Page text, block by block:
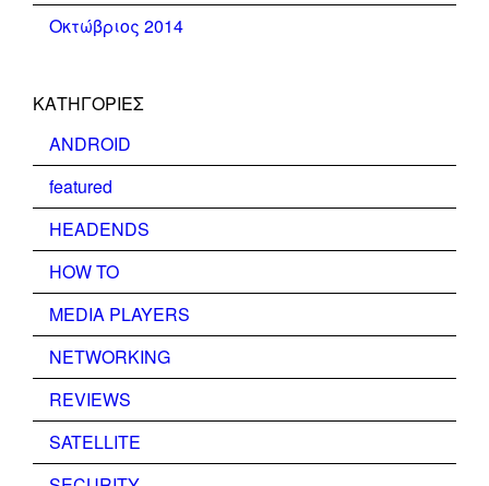
Οκτώβριος 2014
KΑΤΗΓΟΡΊΕΣ
ANDROID
featured
HEADENDS
HOW TO
MEDIA PLAYERS
NETWORKING
REVIEWS
SATELLITE